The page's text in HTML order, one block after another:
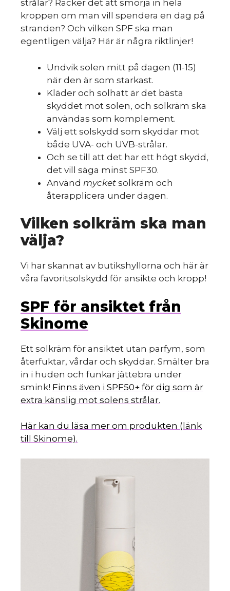
strålar? Räcker det att smörja in hela
kroppen om man vill spendera en dag på
stranden? Och vilken SPF ska man
egentligen välja? Här är några riktlinjer!
Undvik solen mitt på dagen (11-15)
när den är som starkast.
Kläder och solhatt är det bästa
skyddet mot solen, och solkräm ska
användas som komplement.
Välj ett solskydd som skyddar mot
både UVA- och UVB-strålar.
Och se till att det har ett högt skydd,
det vill säga minst SPF30.
Använd mycket solkräm och
återapplicera under dagen.
Vilken solkräm ska man
välja?
Vi har skannat av butikshyllorna och här är
våra favoritsolskydd för ansikte och kropp!
SPF för ansiktet från
Skinome
Ett solkräm för ansiktet utan parfym, som
återfuktar, vårdar och skyddar. Smälter bra
in i huden och funkar jättebra under
smink! Finns även i SPF50+ för dig som är
extra känslig mot solens strålar.
Här kan du läsa mer om produkten (länk
till Skinome).